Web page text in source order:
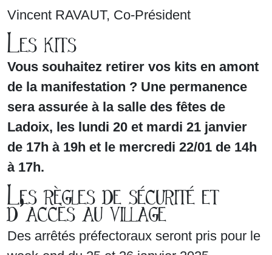
Vincent RAVAUT, Co-Président
Les kits
Vous souhaitez retirer vos kits en amont
de la manifestation ? Une permanence
sera assurée à la salle des fêtes de
Ladoix, les lundi 20 et mardi 21 janvier
de 17h à 19h et le mercredi 22/01 de 14h
à 17h.
Les règles de sécurité et
d’accès au village
Des arrêtés préfectoraux seront pris pour le